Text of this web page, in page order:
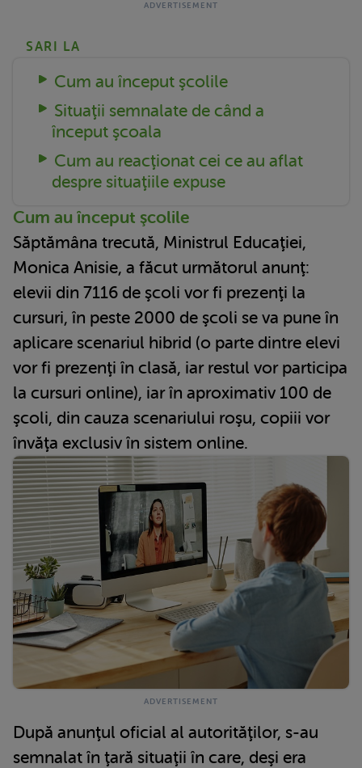
SARI LA
Cum au început şcolile
Situaţii semnalate de când a
început şcoala
Cum au reacţionat cei ce au aflat
despre situaţiile expuse
Cum au început şcolile
Săptămâna trecută, Ministrul Educaţiei,
Monica Anisie, a făcut următorul anunţ:
elevii din 7116 de şcoli vor fi prezenţi la
cursuri, în peste 2000 de şcoli se va pune în
aplicare scenariul hibrid (o parte dintre elevi
vor fi prezenţi în clasă, iar restul vor participa
la cursuri online), iar în aproximativ 100 de
şcoli, din cauza scenariului roşu, copiii vor
învăţa exclusiv în sistem online.
După anunţul oficial al autorităţilor, s-au
semnalat în ţară situaţii în care, deşi era